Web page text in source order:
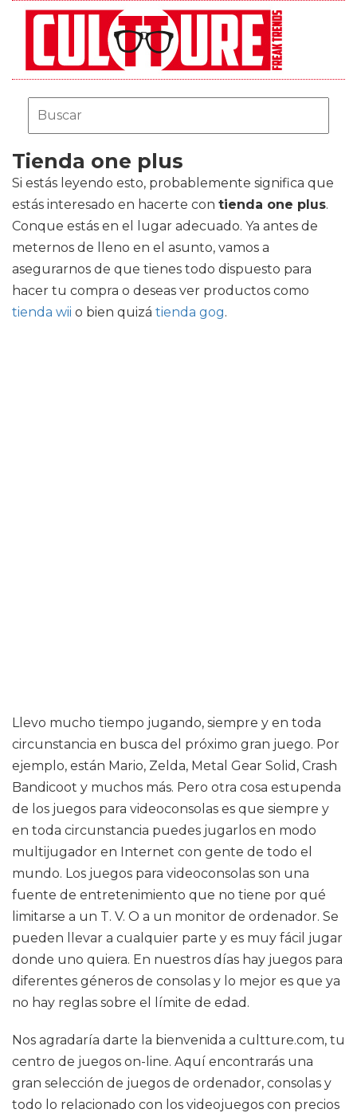
Tienda one plus
Si estás leyendo esto, probablemente significa que
estás interesado en hacerte con tienda one plus.
Conque estás en el lugar adecuado. Ya antes de
meternos de lleno en el asunto, vamos a
asegurarnos de que tienes todo dispuesto para
hacer tu compra o deseas ver productos como
tienda wii o bien quizá tienda gog.
Llevo mucho tiempo jugando, siempre y en toda
circunstancia en busca del próximo gran juego. Por
ejemplo, están Mario, Zelda, Metal Gear Solid, Crash
Bandicoot y muchos más. Pero otra cosa estupenda
de los juegos para videoconsolas es que siempre y
en toda circunstancia puedes jugarlos en modo
multijugador en Internet con gente de todo el
mundo. Los juegos para videoconsolas son una
fuente de entretenimiento que no tiene por qué
limitarse a un T. V. O a un monitor de ordenador. Se
pueden llevar a cualquier parte y es muy fácil jugar
donde uno quiera. En nuestros días hay juegos para
diferentes géneros de consolas y lo mejor es que ya
no hay reglas sobre el límite de edad.
Nos agradaría darte la bienvenida a cultture.com, tu
centro de juegos on-line. Aquí encontrarás una
gran selección de juegos de ordenador, consolas y
todo lo relacionado con los videojuegos con precios